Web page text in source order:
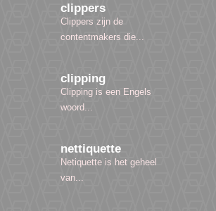
clippers
Clippers zijn de
contentmakers die...
clipping
Clipping is een Engels
woord...
nettiquette
Netiquette is het geheel
van...